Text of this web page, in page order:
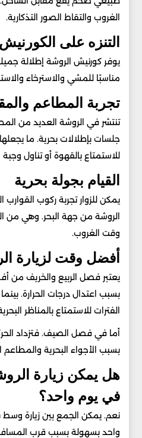
الغروب والتقاط الصور التذكارية.
التنزه على
يوفر كورنيش الروشة إطلالة
مناسبًا للمشي والاسترخاء
تجربة المطاعم
تنتشر في الروشة العديد من
جلسات بإطلالات بحرية. ما
للاستمتاع بالقهوة أو تناول
القيام بجولة بحرية
يمكن للزوار تجربة ركوب
الروشة من جهة البحر. وهي من
وقت الغروب.
أفضل وقت لزيارة
يعتبر فصل الربيع والخريف من
بسبب اعتدال درجات الحرارة.
الفترات للاستمتاع بالمناظر
أما في فصل الصيف. فتزداد
بسبب الأجواء البحرية
هل يمكن زيارة
في يوم واحد؟
نعم. يمكن الجمع بين زيارة وسط
واحد بسهولة بسبب قرب